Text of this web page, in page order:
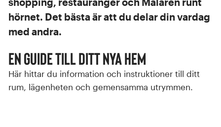
hörnet. Det bästa är att du delar din vardag
med andra.
En guide till ditt nya hem
Här hittar du information och instruktioner till ditt
rum, lägenheten och gemensamma utrymmen.